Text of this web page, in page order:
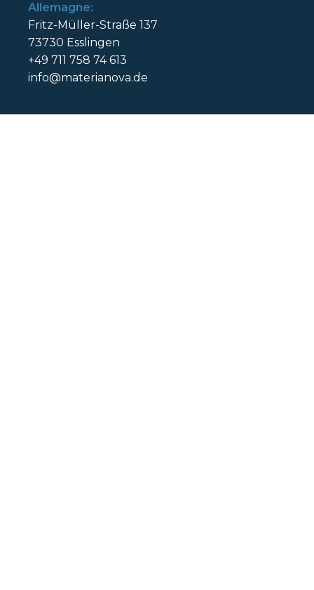
Allemagne:
Fritz-Müller-Straße 137
73730 Esslingen
+49 711 758 74 613
info@materianova.de